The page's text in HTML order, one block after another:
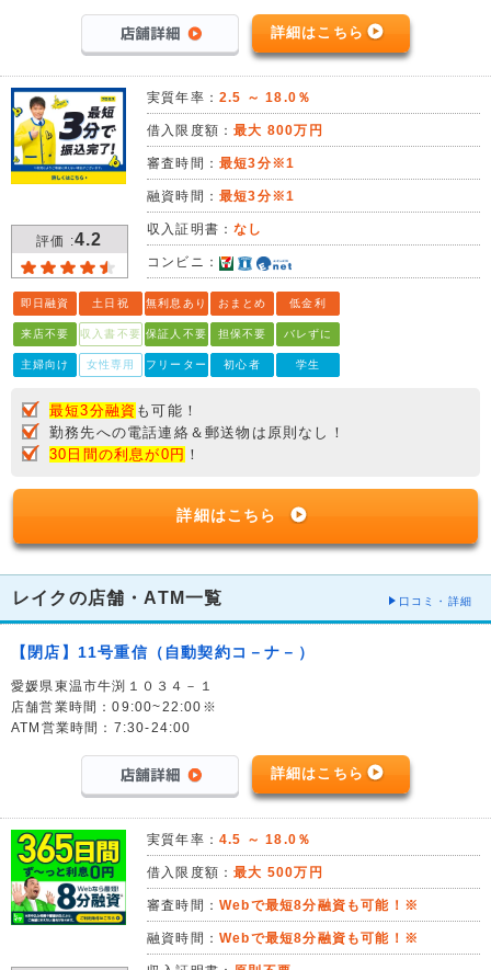
詳細はこちら
評価 :4.2
実質年率： 2.5 ～ 18.0％
借入限度額：最大 800万円
審査時間： 最短3分※1
融資時間： 最短3分※1
収入証明書：なし
コンビニ：
即日融資 土日祝 無利息あり おまとめ 低金利
来店不要 収入書不要 保証人不要 担保不要 バレずに
主婦向け 女性専用 フリーター 初心者 学生
最短3分融資 も可能！
勤務先への電話連絡＆郵送物は原則なし！
30日間の利息が0円 ！
詳細はこちら
レイクの店舗・ATM一覧 口コミ・詳細
【閉店】11号重信（自動契約コ－ナ－）
愛媛県東温市牛渕１０３４－１
店舗営業時間：09:00~22:00※
ATM営業時間：7:30-24:00
詳細はこちら
実質年率： 4.5 ～ 18.0％
借入限度額：最大 500万円
審査時間： Webで最短8分融資も可能！※
融資時間： Webで最短8分融資も可能！※